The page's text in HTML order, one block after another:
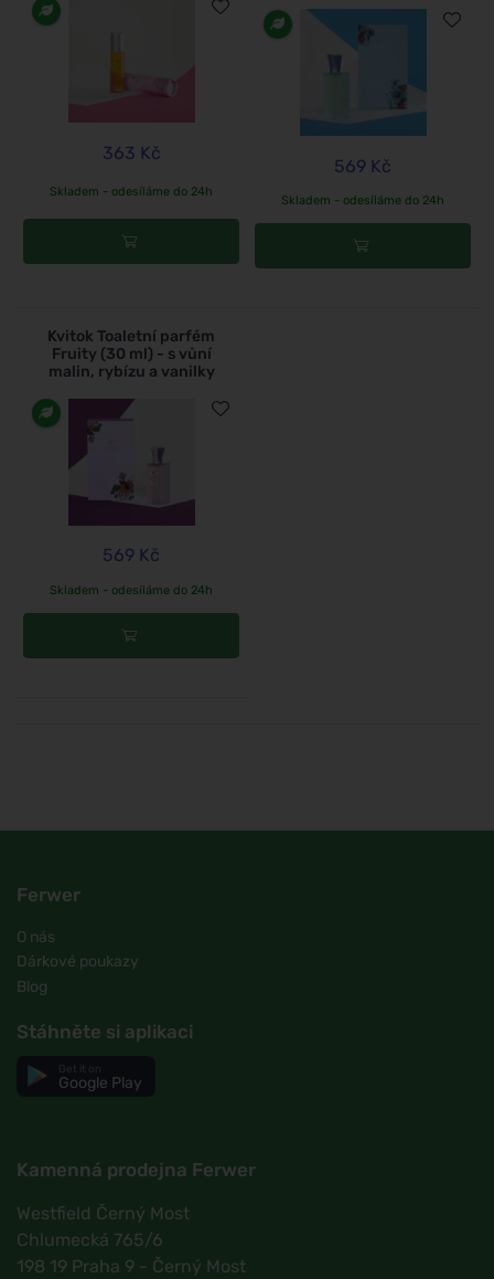
363 Kč
Skladem - odesíláme do 24h
569 Kč
Skladem - odesíláme do 24h
Kvitok Toaletní parfém
Fruity (30 ml) - s vůní
malin, rybízu a vanilky
569 Kč
Skladem - odesíláme do 24h
Ferwer
O nás
Dárkové poukazy
Blog
Stáhněte si aplikaci
Google Play
Kamenná prodejna Ferwer
Westfield Černý Most
Chlumecká 765/6
198 19 Praha 9 - Černý Most